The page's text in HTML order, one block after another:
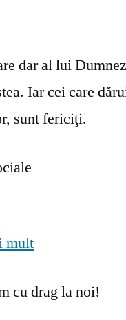
dar al lui
Iar cei care
sunt fericiţi.
mult
cu drag la noi!